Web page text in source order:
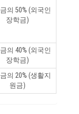
의 50% (외국인
장학금)
의 40% (외국인
장학금)
의 20% (생활지
원금)